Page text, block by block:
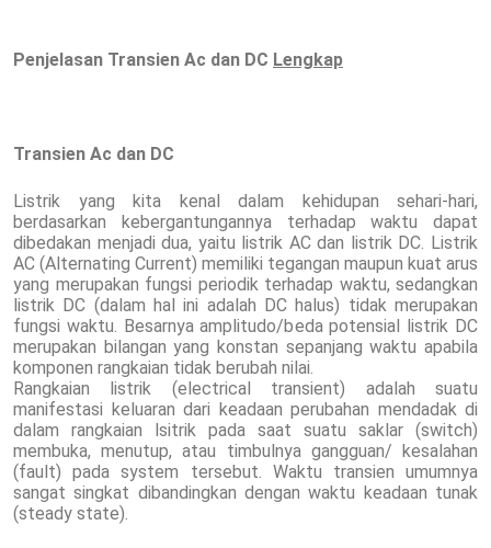
Penjelasan Transien Ac dan DC Lengkap
Transien Ac dan DC
Listrik yang kita kenal dalam kehidupan sehari-hari,
berdasarkan kebergantungannya terhadap waktu dapat
dibedakan menjadi dua, yaitu listrik AC dan listrik DC. Listrik
AC (Alternating Current) memiliki tegangan maupun kuat arus
yang merupakan fungsi periodik terhadap waktu, sedangkan
listrik DC (dalam hal ini adalah DC halus) tidak merupakan
fungsi waktu. Besarnya amplitudo/beda potensial listrik DC
merupakan bilangan yang konstan sepanjang waktu apabila
komponen rangkaian tidak berubah nilai.
Rangkaian listrik (electrical transient) adalah suatu
manifestasi keluaran dari keadaan perubahan mendadak di
dalam rangkaian lsitrik pada saat suatu saklar (switch)
membuka, menutup, atau timbulnya gangguan/ kesalahan
(fault) pada system tersebut. Waktu transien umumnya
sangat singkat dibandingkan dengan waktu keadaan tunak
(steady state).